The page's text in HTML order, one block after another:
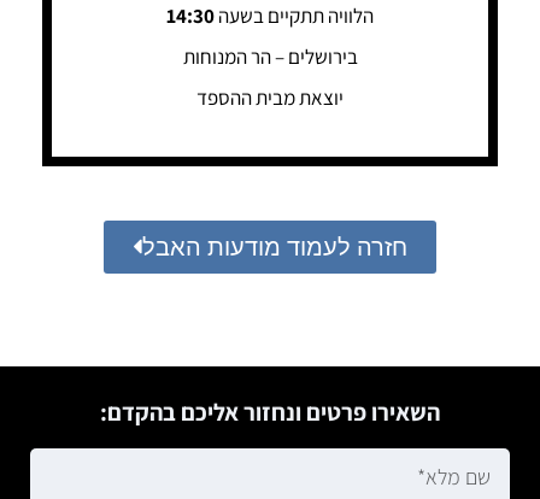
הלוויה תתקיים בשעה14:30
בירושלים – הר המנוחות
יוצאת מבית ההספד
חזרה לעמוד מודעות האבל
השאירו פרטים ונחזור אליכם בהקדם: